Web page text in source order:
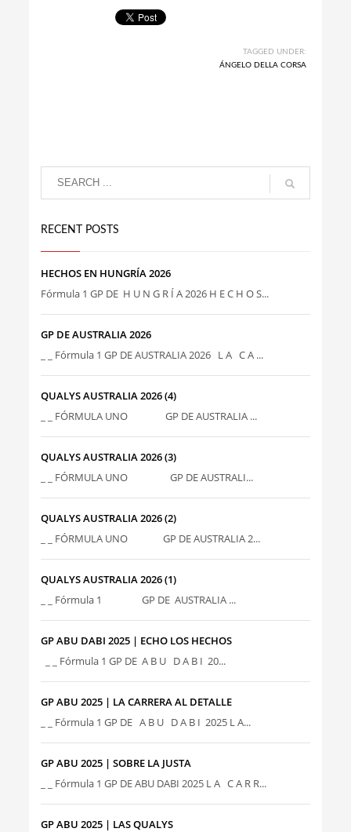
TAGGED UNDER:
ÁNGELO DELLA CORSA
RECENT POSTS
HECHOS EN HUNGRÍA 2026
Fórmula 1 GP DE H U N G R Í A 2026 H E C H O S...
GP DE AUSTRALIA 2026
_ _ Fórmula 1 GP DE AUSTRALIA 2026 L A C A ...
QUALYS AUSTRALIA 2026 (4)
_ _ FÓRMULA UNO GP DE AUSTRALIA ...
QUALYS AUSTRALIA 2026 (3)
_ _ FÓRMULA UNO GP DE AUSTRALI...
QUALYS AUSTRALIA 2026 (2)
_ _ FÓRMULA UNO GP DE AUSTRALIA 2...
QUALYS AUSTRALIA 2026 (1)
_ _ Fórmula 1 GP DE AUSTRALIA ...
GP ABU DABI 2025 | ECHO LOS HECHOS
_ _ Fórmula 1 GP DE A B U D A B I 20...
GP ABU 2025 | LA CARRERA AL DETALLE
_ _ Fórmula 1 GP DE A B U D A B I 2025 L A...
GP ABU 2025 | SOBRE LA JUSTA
_ _ Fórmula 1 GP DE ABU DABI 2025 L A C A R R...
GP ABU 2025 | LAS QUALYS